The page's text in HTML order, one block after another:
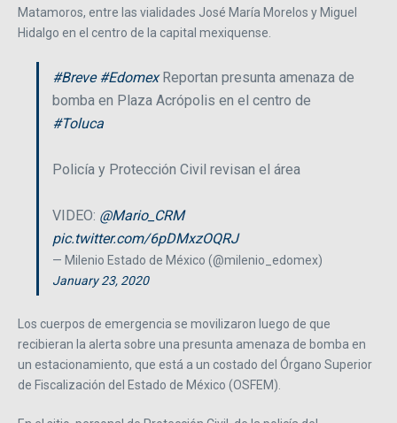
Matamoros, entre las vialidades José María Morelos y Miguel
Hidalgo en el centro de la capital mexiquense.
#Breve #EdomexReportan presunta amenaza de
bomba en Plaza Acrópolis en el centro de
#Toluca
Policía y Protección Civil revisan el área
VIDEO: @Mario_CRM
pic.twitter.com/6pDMxzOQRJ
— Milenio Estado de México (@milenio_edomex)
January 23, 2020
Los cuerpos de emergencia se movilizaron luego de que
recibieran la alerta sobre una presunta amenaza de bomba en
un estacionamiento, que está a un costado del Órgano Superior
de Fiscalización del Estado de México (OSFEM).